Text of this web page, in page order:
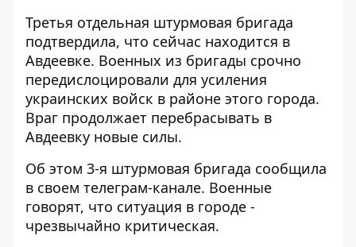
Третья отдельная штурмовая бригада
подтвердила, что сейчас находится в
Авдеевке. Военных из бригады срочно
передислоцировали для усиления
украинских войск в районе этого города.
Враг продолжает перебрасывать в
Авдеевку новые силы.
Об этом 3-я штурмовая бригада сообщила
в своем телеграм-канале. Военные
говорят, что ситуация в городе -
чрезвычайно критическая.